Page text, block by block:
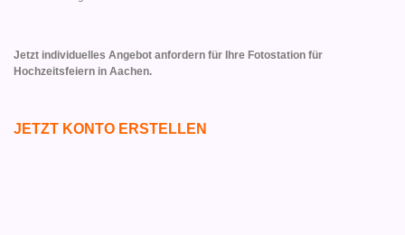
Jetzt individuelles Angebot anfordern für Ihre Fotostation für
Hochzeitsfeiern in Aachen.
JETZT KONTO ERSTELLEN